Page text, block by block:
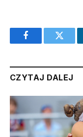
Facebook
CZYTAJ DALEJ